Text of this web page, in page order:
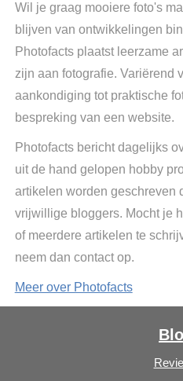
Wil je graag mooiere foto's
blijven van ontwikkelingen
Photofacts plaatst leerzame
zijn aan fotografie. Variërend
aankondiging tot praktische
bespreking van een website.
Photofacts bericht dagelijks
uit de hand gelopen hobby
artikelen worden geschreven
vrijwillige bloggers. Mocht je
of meerdere artikelen te
neem dan contact op.
Meer over Photofacts